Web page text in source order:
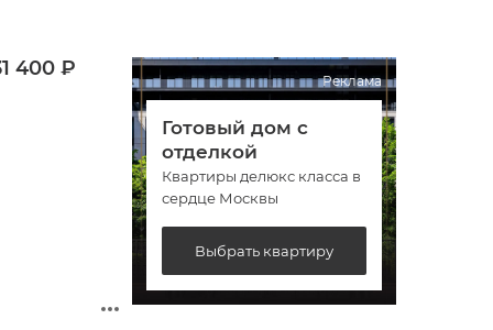
400 ₽
Реклама
Готовый дом с
отделкой
Квартиры делюкс класса в
сердце Москвы
Выбрать квартиру